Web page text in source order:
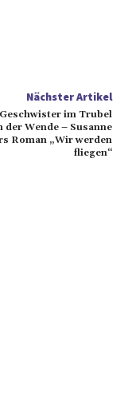
Nächster Artikel
im Trubel
der Wende – Susanne
Roman „Wir werden
fliegen“